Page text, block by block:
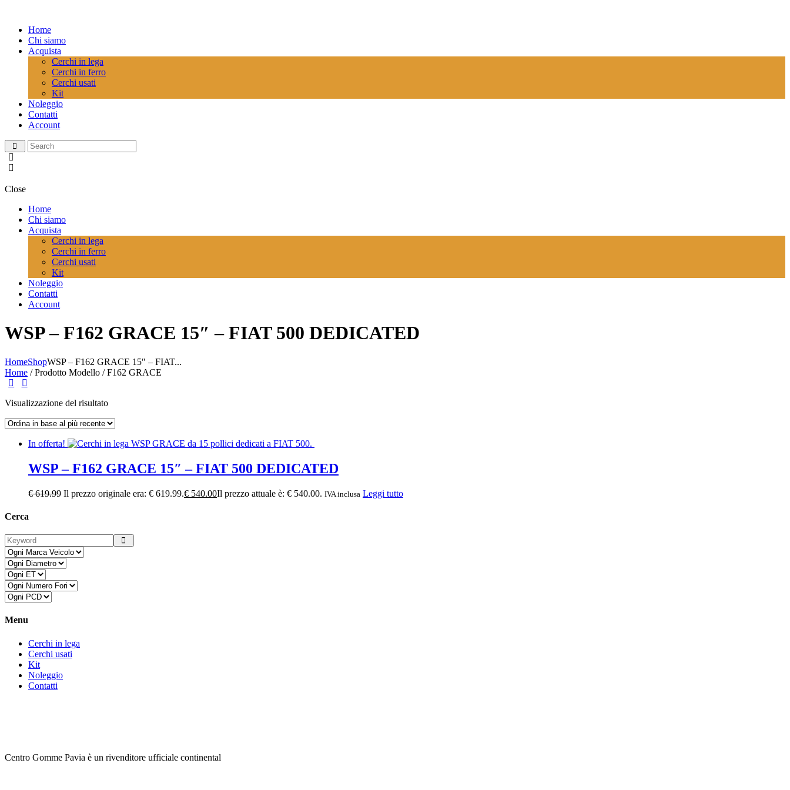
Home
Chi siamo
Acquista
Cerchi in lega
Cerchi in ferro
Cerchi usati
Kit
Noleggio
Contatti
Account
Close
Home
Chi siamo
Acquista
Cerchi in lega
Cerchi in ferro
Cerchi usati
Kit
Noleggio
Contatti
Account
WSP – F162 GRACE 15″ – FIAT 500 DEDICATED
HomeShopWSP – F162 GRACE 15″ – FIAT...
Home / Prodotto Modello / F162 GRACE
Visualizzazione del risultato
In offerta!
WSP – F162 GRACE 15″ – FIAT 500 DEDICATED
€619.99 Il prezzo originale era: € 619.99.€ 540.00Il prezzo attuale è: € 540.00. IVA inclusa Leggi tutto
Cerca
Menu
Cerchi in lega
Cerchi usati
Kit
Noleggio
Contatti
Centro Gomme Pavia è un rivenditore ufficiale continental